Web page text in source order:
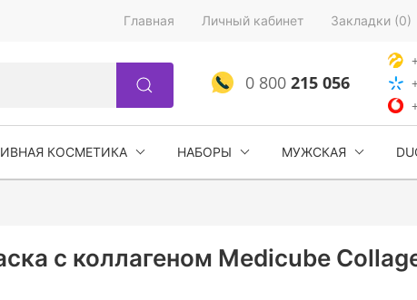
Главная Личный кабинет Закладки (0)
0 800215 056
КОСМЕТИКА НАБОРЫ МУЖСКАЯ
с коллагеном Medicube